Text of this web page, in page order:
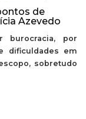
de
Azevedo
burocracia, por
dificuldades em
sobretudo